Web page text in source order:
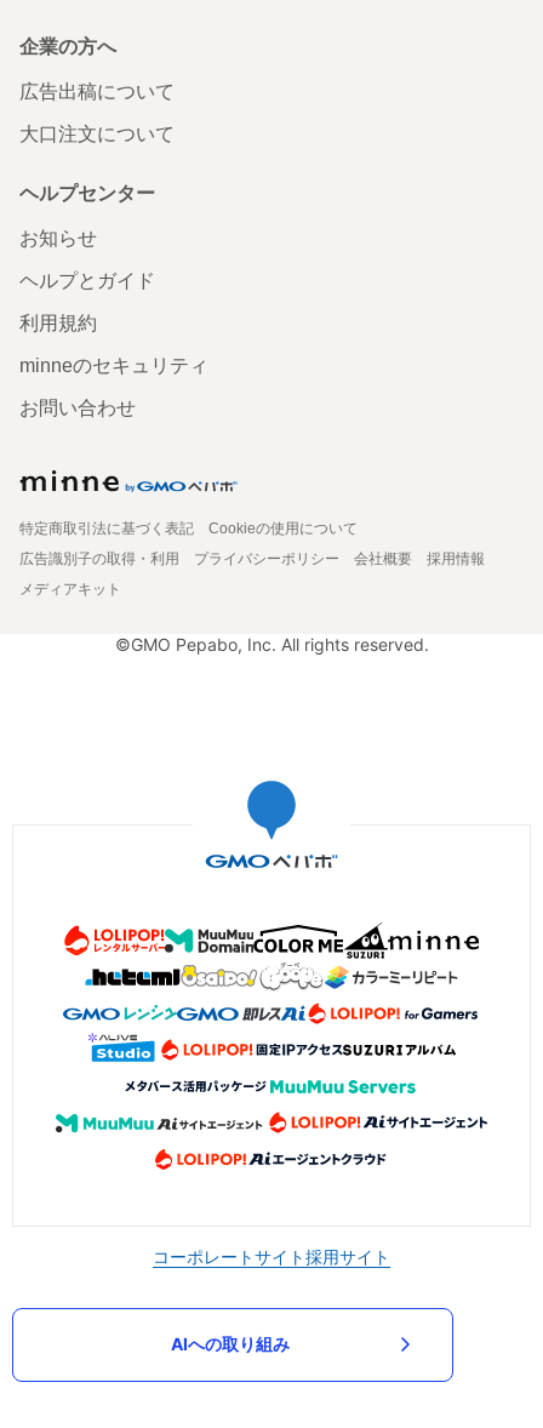
企業の方へ
広告出稿について
大口注文について
ヘルプセンター
お知らせ
ヘルプとガイド
利用規約
minneのセキュリティ
お問い合わせ
特定商取引法に基づく表記
Cookieの使用について
広告識別子の取得・利用
プライバシーポリシー 会社概要
採用情報
メディアキット
©GMO Pepabo, Inc. All rights reserved.
コーポレートサイト採用サイト
AIへの取り組み